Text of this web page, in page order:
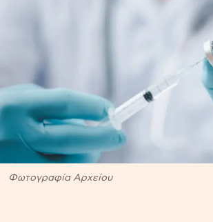
Φωτογραφία Αρχείου